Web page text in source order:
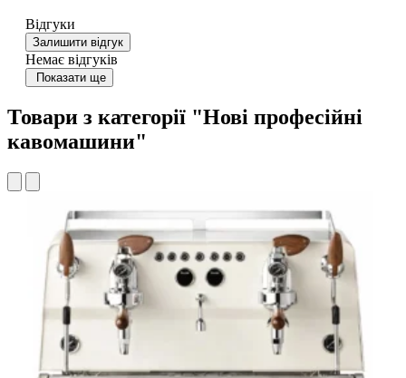
Відгуки
Залишити відгук
Немає відгуків
Показати ще
Товари з категорії "Нові професійні
кавомашини"